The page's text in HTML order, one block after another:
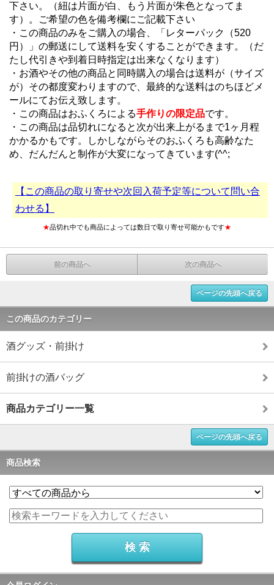
下さい。（紐は片面が白、もう片面が朱色となってま
す）。ご希望の色を備考欄にご記載下さい
・この商品のみをご購入の場合、「レターパック（520
円）」の郵送にして送料を安くすることができます。（だ
たし代引きや到着日時指定は出来なくなります）
・お酒やその他の商品と同時購入の場合は送料が（サイズ
が）その都度変わりますので、最終的な送料はのちほどメ
ールにてお伝え致します。
・この商品はおふくろによる手作りの限定品です。
・この商品は品切れになると次が出来上がるまで1ヶ月程
かかるかもです。しかしながらそのおふくろも高齢なた
め、だんだんと制作が大変になってきています(^^;
【この商品の取り寄せや次回入荷予定等について問い合
わせる】
★品切れ中でも商品によっては数日で取り寄せ可能かもです★
前の商品へ 次の商品へ
ページの先頭へ戻る
この商品のカテゴリー
酒グッズ・前掛け
前掛けの酒バッグ
商品カテゴリー一覧
ページの先頭へ戻る
商品検索